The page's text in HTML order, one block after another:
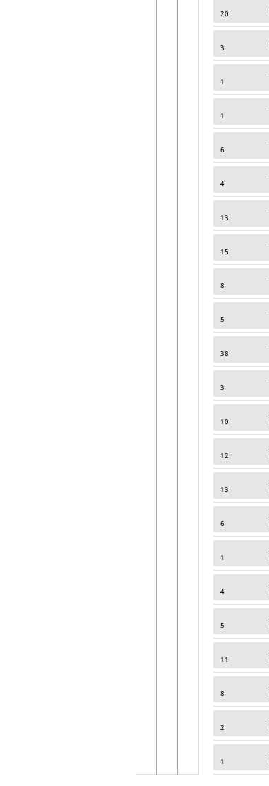
20
3
1
1
6
4
13
15
8
5
38
3
10
12
13
6
1
4
5
11
8
2
1